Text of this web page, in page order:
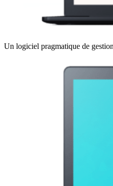
Un logiciel pragmatique de